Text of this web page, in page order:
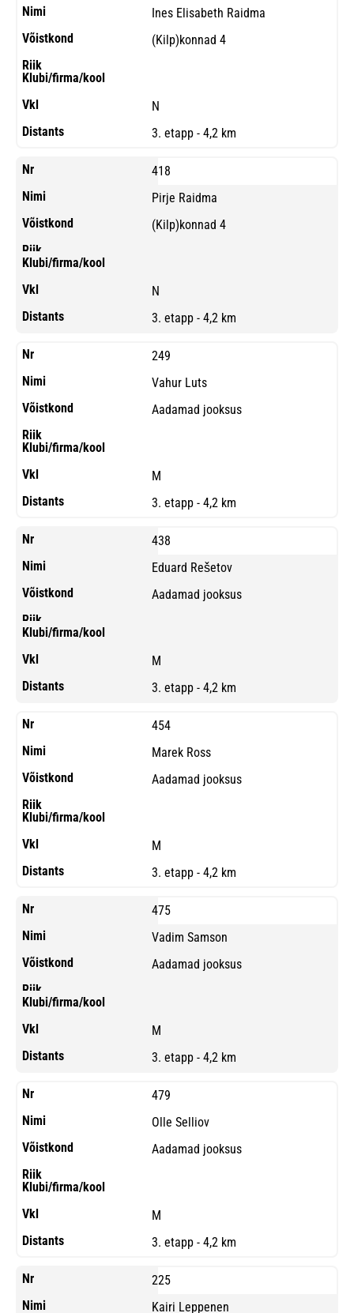
Ines Elisabeth Raidma
(Kilp)konnad 4
N
3. etapp - 4,2 km
418
Pirje Raidma
(Kilp)konnad 4
N
3. etapp - 4,2 km
249
Vahur Luts
Aadamad jooksus
M
3. etapp - 4,2 km
438
Eduard Rešetov
Aadamad jooksus
M
3. etapp - 4,2 km
454
Marek Ross
Aadamad jooksus
M
3. etapp - 4,2 km
475
Vadim Samson
Aadamad jooksus
M
3. etapp - 4,2 km
479
Olle Selliov
Aadamad jooksus
M
3. etapp - 4,2 km
225
Kairi Leppenen